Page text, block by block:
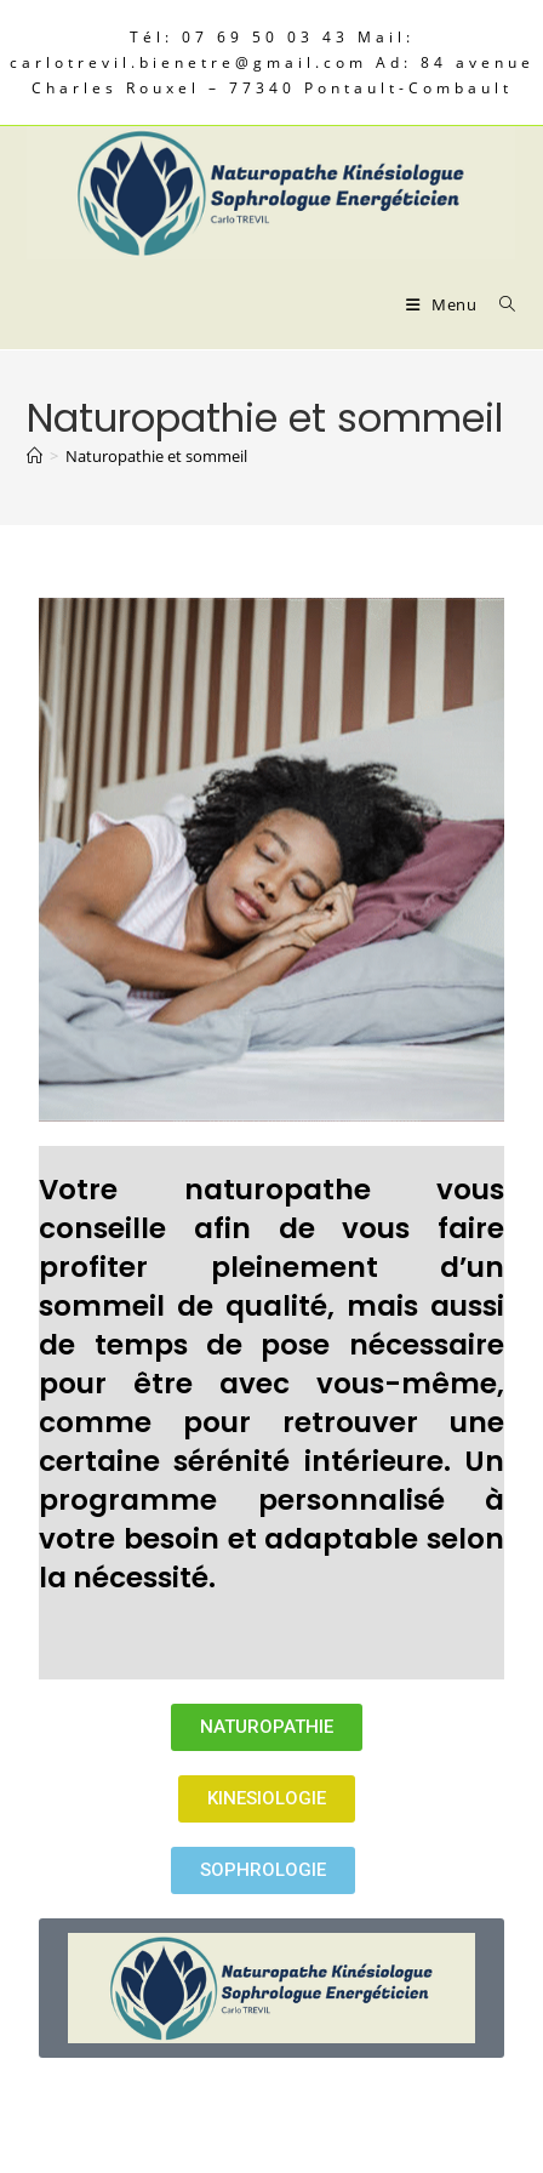
Tél: 07 69 50 03 43 Mail:
carlotrevil.bienetre@gmail.com Ad: 84 avenue
Charles Rouxel – 77340 Pontault-Combault
Menu
Naturopathie et sommeil
> Naturopathie et sommeil
Votre naturopathe vous
conseille afin de vous faire
profiter pleinement d’un
sommeil de qualité, mais aussi
de temps de pose nécessaire
pour être avec vous-même,
comme pour retrouver une
certaine sérénité intérieure. Un
programme personnalisé à
votre besoin et adaptable selon
la nécessité.
NATUROPATHIE
KINESIOLOGIE
SOPHROLOGIE